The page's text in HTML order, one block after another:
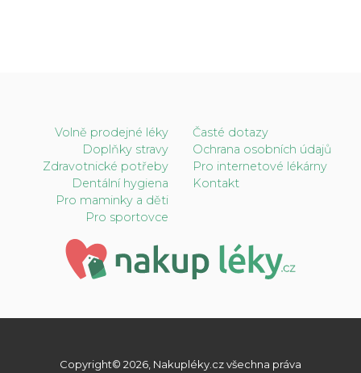
Volně prodejné léky
Doplňky stravy
Zdravotnické potřeby
Dentální hygiena
Pro maminky a děti
Pro sportovce
Časté dotazy
Ochrana osobních údajů
Pro internetové lékárny
Kontakt
Copyright© 2026, Nakupléky.cz všechna práva